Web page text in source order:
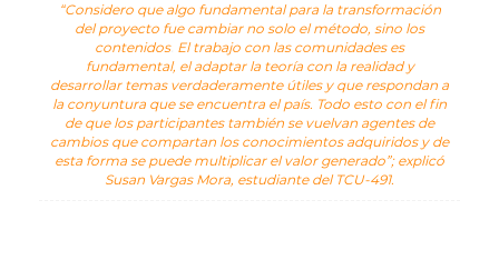
“Considero que algo fundamental para la transformación
del proyecto fue cambiar no solo el método, sino los
contenidos. El trabajo con las comunidades es
fundamental, el adaptar la teoría con la realidad y
desarrollar temas verdaderamente útiles y que respondan a
la conyuntura que se encuentra el país. Todo esto con el fin
de que los participantes también se vuelvan agentes de
cambios que compartan los conocimientos adquiridos y de
esta forma se puede multiplicar el valor generado”; explicó
Susan Vargas Mora, estudiante del TCU-491.